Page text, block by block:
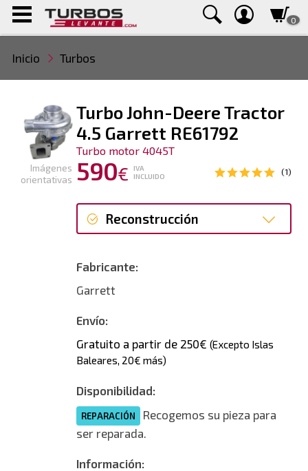
0
Inicio Turbos
Turbo John-Deere Tractor
4.5 Garrett RE61792
Turbo motor 4045T
590€
IVA
INCLUIDO
(1)
Reconstrucción
Fabricante:
Garrett
Envío:
Gratuito a partir de 250€ (Excepto Islas
Baleares, 20€ más)
Disponibilidad:
REPARACIÓN
Recogemos su pieza para
ser reparada.
Información:
Imágenes
orientativas